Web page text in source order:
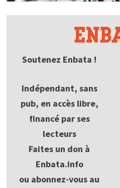
Soutenez Enbata !
Indépendant, sans
pub, en accès libre,
financé par ses
lecteurs
Faites un don à
Enbata.info
ou abonnez-vous au